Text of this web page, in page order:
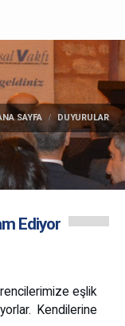
SAYFA DUYURULAR
Ediyor
eşlik
Kendilerine